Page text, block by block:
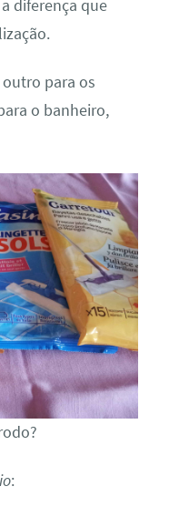
diferença que
para os
o banheiro,
: